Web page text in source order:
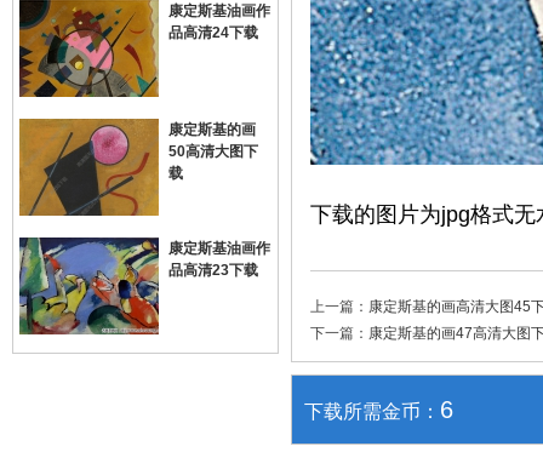
下载的图片为jpg格式
上一篇： 康定斯基的画高清大图45
下一篇： 康定斯基的画47高清大图
下载所需金币： 6
康定斯基油画作
品高清24下载
康定斯基的画
50高清大图下
载
康定斯基油画作
品高清23下载